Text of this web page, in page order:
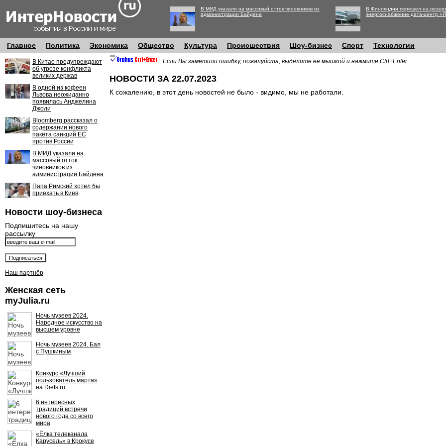
В МИД указали на массовый отток чиновников из
администрации Байдена
В Финляндии перешел на
энергоснабжение дата-центр
Главное Политика Экономика Общество Культура Происшествия Шоу-бизнес Спорт Технологии
В Китае предупреждают
об угрозе конфликта
великих держав
В одной из кофеен
Львова неожиданно
появилась Анджелина
Джоли
Bloomberg рассказал о
содержании нового
пакета санкций ЕС
против России
В МИД указали на
массовый отток
чиновников из
администрации Байдена
Папа Римский хотел бы
приехать в Киев
Новости шоу-бизнеса
Подпишитесь на нашу
рассылку
Наш партнёр
Женская сеть
myJulia.ru
Ночь музеев 2024.
Народное искусство на
высшем уровне
Ночь музеев 2024. Бал
с Пушкиным
Конкурс «Лучший
пользователь марта»
на Diets.ru
6 интересных
традиций встречи
нового года со всего
мира
«Ёлка телеканала
Карусель» в Крокусе
Если Вы заметили ошибку, пожалуйста, выделите её мышкой и нажмите Ctrl+Enter
НОВОСТИ ЗА 22.07.2023
К сожалению, в этот день новостей не было - видимо, мы не работали.